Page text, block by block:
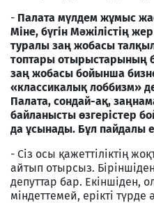
- Палата мүлдем жұмыс
Міне, бүгін Мәжілістің
туралы заң жобасы
топтары отырыстарының
заң жобасы бойынша
«классикалық лоббизм»
Палата, сондай-ақ,
байланысты өзгерістер
да ұсынады. Бұл пайдалы
- Сіз осы қажеттіліктің
айтып отырсыз.
депуттар бар. Екіншіден,
міндеттемей, ерікті түрде